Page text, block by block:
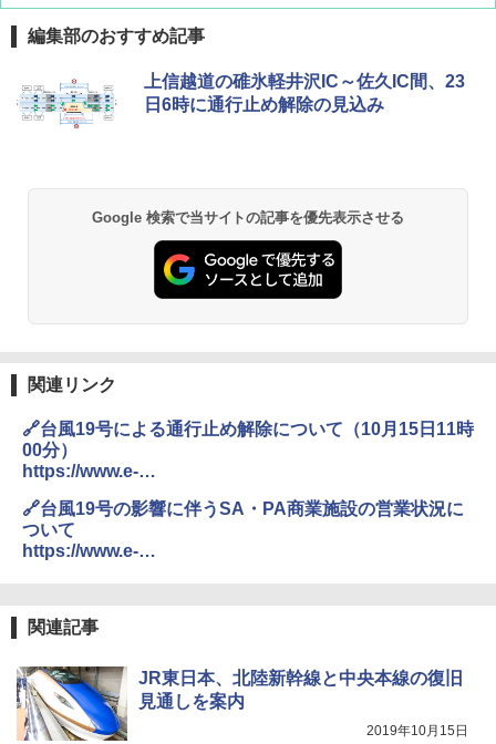
D40 地球の歩き方 チェンマイ タイ北部の魅
力的な町 2026～2027 地球の歩き方D アジア
A09 地球の歩き方 イタリア 2026～2027 地
球の歩き方A ヨーロッパ
￥2,479
￥2,277
￥1,540
[キャンパーズコレクション 山善] ポップアッ
プテント 傘みたいに広げて畳める パッとサ
ッとサンシェード キューブ フルクローズ メ
￥6,832
PYKES PEAK (パイクスピーク) 着替えテン
ト プライバシー テント 【中が透けない】 1
人用 折りたたみ 防災グッズ 災害用トイレ ビ
易 トイレテント (オリーブ)
ENDLESS BASE 《めざましテレビで紹介》
￥5,499
￥8,991
BUNDOK(バンドック)ソロ ドーム 1 EX BDK
-08EX カーキ ソロキャンプ ポリエステル フ
レーム テント
GRANDOOR ステンレス保冷剤 2個セット 2
コンパクト 保冷力長持ち
ポインターライト 強力 小型 緑色/赤色/青紫色
電動エアーポンプ SUP用 20PSI 電動ポンプ
ゴムボート 空気入れ 空気抜き 自動停止 過熱
保護 日光可読lcd 7種類ノズル付き
編集部のおすすめ記事
上信越道の碓氷軽井沢IC～佐久IC間、23
日6時に通行止め解除の見込み
Google 検索で当サイトの記事を優先表示させる
関連リンク
🔗台風19号による通行止め解除について（10月15日11時
00分）
https://www.e-
🔗台風19号の影響に伴うSA・PA商業施設の営業状況に
ついて
https://www.e-
関連記事
JR東日本、北陸新幹線と中央本線の復旧
見通しを案内
2019年10月15日